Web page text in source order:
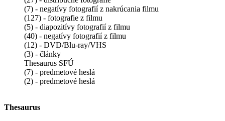
(7) - negatívy fotografií z nakrúcania filmu
(127) - fotografie z filmu
(5) - diapozitívy fotografií z filmu
(40) - negatívy fotografií z filmu
(12) - DVD/Blu-ray/VHS
(3) - články
Thesaurus SFÚ
(7) - predmetové heslá
(2) - predmetové heslá
Thesaurus